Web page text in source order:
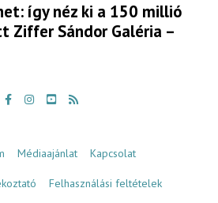
így néz ki a 150 millió
Sándor Galéria –
Médiaajánlat Kapcsolat
Felhasználási feltételek